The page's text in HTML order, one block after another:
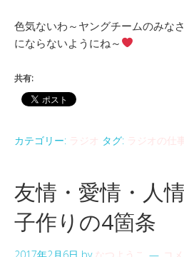
色気ないわ～ヤングチームのみな
にならないようにね～
共有:
カテゴリー: ラジオ タグ: ラジオの仕事
友情・愛情・人
子作りの4箇条